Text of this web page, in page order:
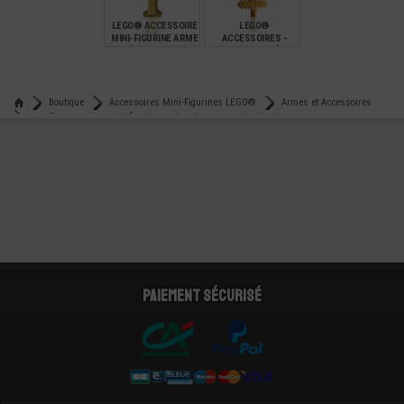
LEGO® ACCESSOIRE
MINI-FIGURINE ARME
LEGO®
ACCESSOIRES -
Boutique
Accessoires Mini-Figurines LEGO®
Armes et Accessoires
Lego® accessoire mini-figurine epée sabre avec poignée - ni
Paiement sécurisé